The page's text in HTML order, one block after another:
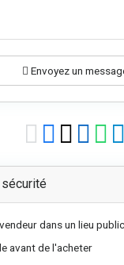
Envoyez un
dans un lieu
avant de l'acheter